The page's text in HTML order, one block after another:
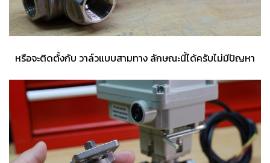
หรือจะติดตั้งกับ วาล์วแบบสามทาง ลักษณะนี้ได้ครับไม่มีปัญหา